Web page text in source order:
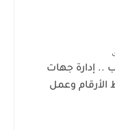
.. إدارة جهات
الأرقام وعمل